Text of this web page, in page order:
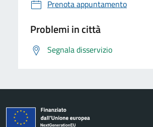
Prenota appuntamento
Problemi in città
Segnala disservizio